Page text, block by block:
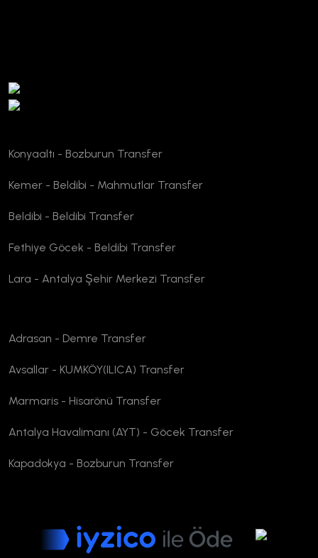
Konyaaltı - Bozburun Transfer
Kemer - Beldibi - Mahmutlar Transfer
Beldibi - Beldibi Transfer
Fethiye Göcek - Beldibi Transfer
Lara - Antalya Şehir Merkezi Transfer
Adrasan - Demre Transfer
Avsallar - KUMKÖY(ILICA) Transfer
Marmaris - Hisarönü Transfer
Antalya Havalimanı (AYT) - Göcek Transfer
Kapadokya - Bozburun Transfer